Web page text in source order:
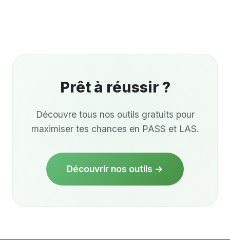
Prêt à réussir ?
Découvre tous nos outils gratuits pour
maximiser tes chances en PASS et LAS.
Découvrir nos outils →